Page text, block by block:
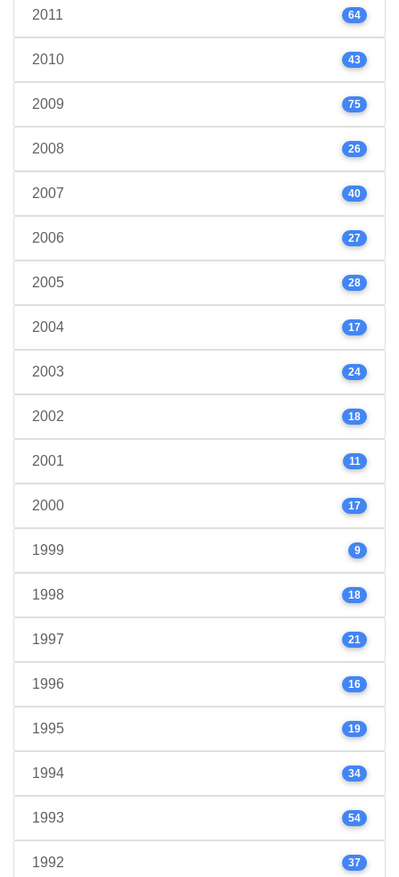
2011 64
2010 43
2009 75
2008 26
2007 40
2006 27
2005 28
2004 17
2003 24
2002 18
2001 11
2000 17
1999 9
1998 18
1997 21
1996 16
1995 19
1994 34
1993 54
1992 37